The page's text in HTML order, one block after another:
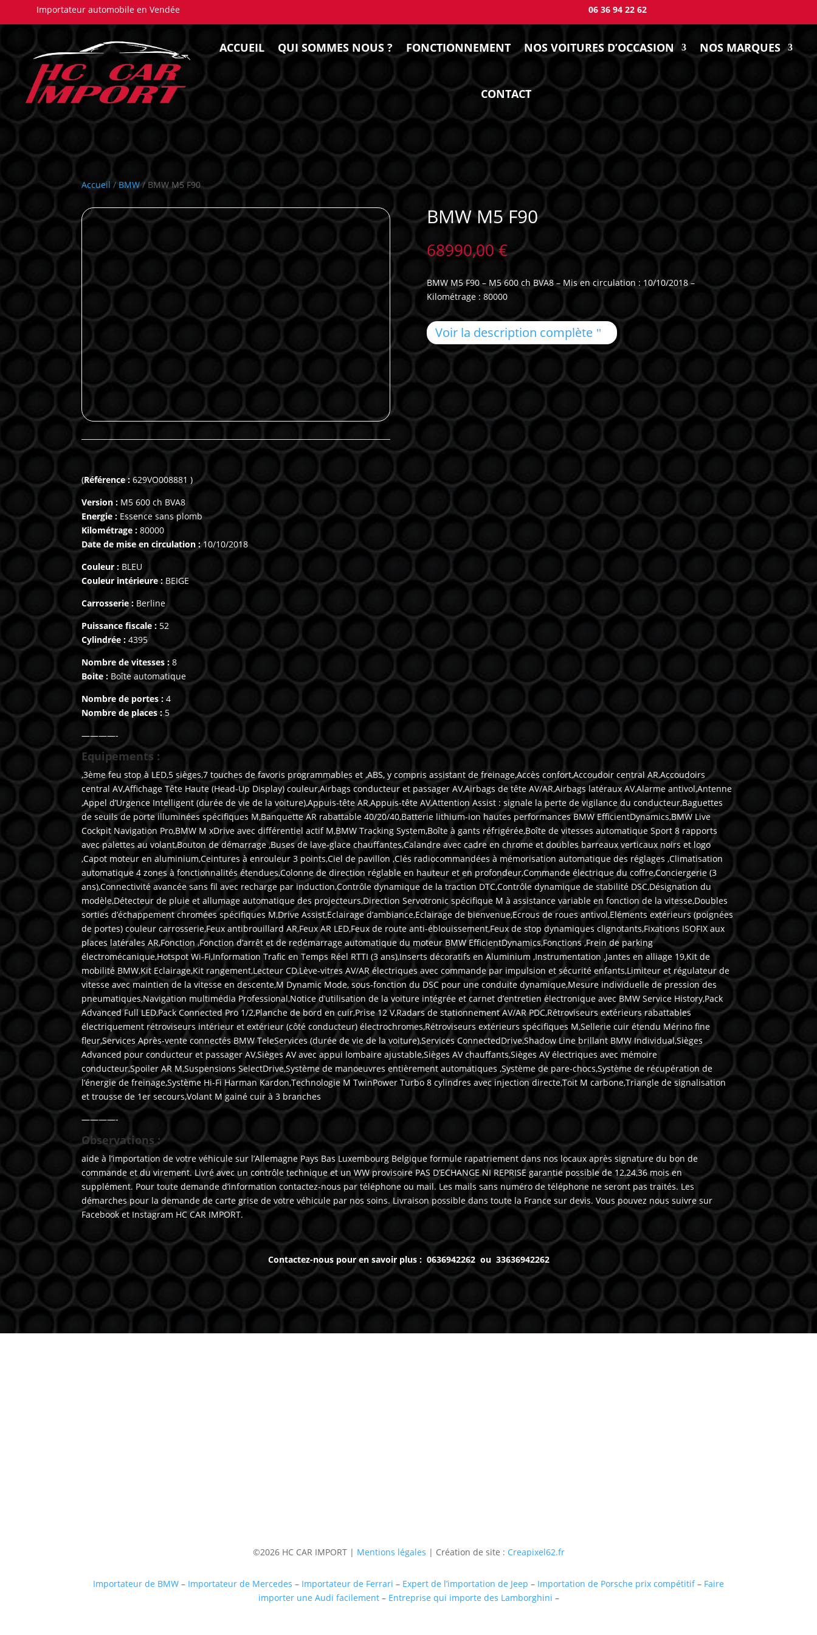
Importateur automobile en Vendée 06 36 94 22 62
ACCUEIL QUI SOMMES NOUS ? FONCTIONNEMENT NOS VOITURES D’OCCASION NOS MARQUES
CONTACT
Accueil / BMW/ BMW M5 F90
BMW M5 F90
68990,00€
BMW M5 F90 – M5 600 ch BVA8 – Mis en circulation : 10/10/2018 –
Kilométrage : 80000
Voir la description complète
(Référence :629VO008881 )
Version : M5 600 ch BVA8
Energie :Essence sans plomb
Kilométrage : 80000
Date de mise en circulation :10/10/2018
Couleur : BLEU
Couleur intérieure :BEIGE
Carrosserie : Berline
Puissance fiscale : 52
Cylindrée : 4395
Nombre de vitesses : 8
Boite : Boîte automatique
Nombre de portes :4
Nombre de places :5
————-
Equipements :
,3ème feu stop à LED,5 sièges,7 touches de favoris programmables et ,ABS, y compris assistant de freinage,Accès confort,Accoudoir central AR,Accoudoirs
central AV,Affichage Tête Haute (Head-Up Display) couleur,Airbags conducteur et passager AV,Airbags de tête AV/AR,Airbags latéraux AV,Alarme antivol,Antenne
,Appel d’Urgence Intelligent (durée de vie de la voiture),Appuis-tête AR,Appuis-tête AV,Attention Assist : signale la perte de vigilance du conducteur,Baguettes
de seuils de porte illuminées spécifiques M,Banquette AR rabattable 40/20/40,Batterie lithium-ion hautes performances BMW EfficientDynamics,BMW Live
Cockpit Navigation Pro,BMW M xDrive avec différentiel actif M,BMW Tracking System,Boîte à gants réfrigérée,Boîte de vitesses automatique Sport 8 rapports
avec palettes au volant,Bouton de démarrage ,Buses de lave-glace chauffantes,Calandre avec cadre en chrome et doubles barreaux verticaux noirs et logo
,Capot moteur en aluminium,Ceintures à enrouleur 3 points,Ciel de pavillon ,Clés radiocommandées à mémorisation automatique des réglages ,Climatisation
automatique 4 zones à fonctionnalités étendues,Colonne de direction réglable en hauteur et en profondeur,Commande électrique du coffre,Conciergerie (3
ans),Connectivité avancée sans fil avec recharge par induction,Contrôle dynamique de la traction DTC,Contrôle dynamique de stabilité DSC,Désignation du
modèle,Détecteur de pluie et allumage automatique des projecteurs,Direction Servotronic spécifique M à assistance variable en fonction de la vitesse,Doubles
sorties d’échappement chromées spécifiques M,Drive Assist,Eclairage d’ambiance,Eclairage de bienvenue,Ecrous de roues antivol,Eléments extérieurs (poignées
de portes) couleur carrosserie,Feux antibrouillard AR,Feux AR LED,Feux de route anti-éblouissement,Feux de stop dynamiques clignotants,Fixations ISOFIX aux
places latérales AR,Fonction ,Fonction d’arrêt et de redémarrage automatique du moteur BMW EfficientDynamics,Fonctions ,Frein de parking
électromécanique,Hotspot Wi-Fi,Information Trafic en Temps Réel RTTI (3 ans),Inserts décoratifs en Aluminium ,Instrumentation ,Jantes en alliage 19,Kit de
mobilité BMW,Kit Eclairage,Kit rangement,Lecteur CD,Lève-vitres AV/AR électriques avec commande par impulsion et sécurité enfants,Limiteur et régulateur de
vitesse avec maintien de la vitesse en descente,M Dynamic Mode, sous-fonction du DSC pour une conduite dynamique,Mesure individuelle de pression des
pneumatiques,Navigation multimédia Professional,Notice d’utilisation de la voiture intégrée et carnet d’entretien électronique avec BMW Service History,Pack
Advanced Full LED,Pack Connected Pro 1/2,Planche de bord en cuir,Prise 12 V,Radars de stationnement AV/AR PDC,Rétroviseurs extérieurs rabattables
électriquement rétroviseurs intérieur et extérieur (côté conducteur) électrochromes,Rétroviseurs extérieurs spécifiques M,Sellerie cuir étendu Mérino fine
fleur,Services Après-vente connectés BMW TeleServices (durée de vie de la voiture),Services ConnectedDrive,Shadow Line brillant BMW Individual,Sièges
Advanced pour conducteur et passager AV,Sièges AV avec appui lombaire ajustable,Sièges AV chauffants,Sièges AV électriques avec mémoire
conducteur,Spoiler AR M,Suspensions SelectDrive,Système de manoeuvres entièrement automatiques ,Système de pare-chocs,Système de récupération de
l’énergie de freinage,Système Hi-Fi Harman Kardon,Technologie M TwinPower Turbo 8 cylindres avec injection directe,Toit M carbone,Triangle de signalisation
et trousse de 1er secours,Volant M gainé cuir à 3 branches
————-
Observations :
aide à l’importation de votre véhicule sur l’Allemagne Pays Bas Luxembourg Belgique formule rapatriement dans nos locaux après signature du bon de
commande et du virement. Livré avec un contrôle technique et un WW provisoire PAS D’ECHANGE NI REPRISE garantie possible de 12,24,36 mois en
supplément. Pour toute demande d’information contactez-nous par téléphone ou mail. Les mails sans numéro de téléphone ne seront pas traités. Les
démarches pour la demande de carte grise de votre véhicule par nos soins. Livraison possible dans toute la France sur devis. Vous pouvez nous suivre sur
Facebook et Instagram HC CAR IMPORT.
Contactez-nous pour en savoir plus : 0636942262 ou 33636942262
©2026 HC CAR IMPORT | Mentions légales | Création de site : Creapixel62.fr
Importateur de BMW – Importateur de Mercedes – Importateur de Ferrari – Expert de l’importation de Jeep – Importation de Porsche prix compétitif– Faire
importer une Audi facilement– Entreprise qui importe des Lamborghini –